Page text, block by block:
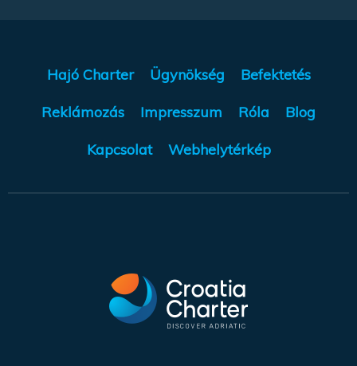
Hajó Charter Ügynökség Befektetés
Reklámozás Impresszum Róla Blog
Kapcsolat Webhelytérkép